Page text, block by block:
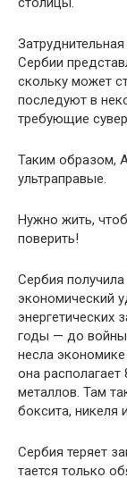
Сербии
скольку может
последуют в
требующие
Таким образом,
ультраправые.
Нужно жить,
поверить!
Сербия
экономический
энергетических
годы — до
несла
она
металлов. Там
боксита, никеля
Сербия теряет
тается только